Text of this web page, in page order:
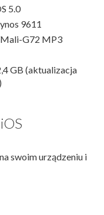
5.0
9611
G72 MP3
GB (aktualizacja
swoim urządzeniu i